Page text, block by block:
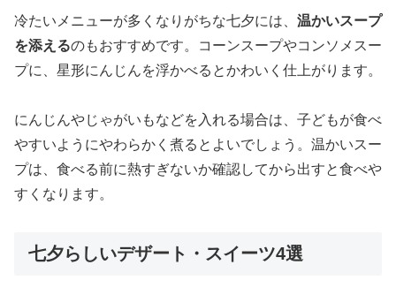
冷たいメニューが多くなりがちな七夕には、 温かいスープ
を添えるのもおすすめです。コーンスープやコンソメスー
プに、星形にんじんを浮かべるとかわいく仕上がります。
にんじんやじゃがいもなどを入れる場合は、子どもが食べ
やすいようにやわらかく煮るとよいでしょう。温かいスー
プは、食べる前に熱すぎないか確認してから出すと食べや
すくなります。
七夕らしいデザート・スイーツ4選